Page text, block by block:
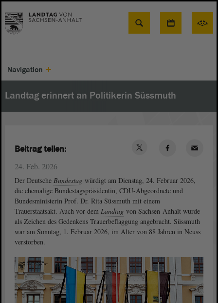
Suche
Navigation
Landtag erinnert an Politikerin Süssmuth
24. Feb. 2026
Der Deutsche Bundestag würdigt am Dienstag, 24. Februar 2026,
die ehemalige Bundestagspräsidentin, CDU-Abgeordnete und
Bundesministerin Prof. Dr. Rita Süssmuth mit einem
Trauerstaatsakt. Auch vor dem Landtag von Sachsen-Anhalt wurde
als Zeichen des Gedenkens Trauerbeflaggung angebracht. Süssmuth
war am Sonntag, 1. Februar 2026, im Alter von 88 Jahren in Neuss
verstorben.
Beitrag teilen: